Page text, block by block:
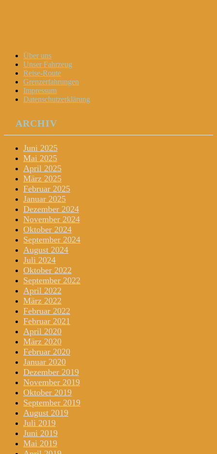
Menu
Widgets
Search
Skip
content
Über uns
Unser Fahrzeug
Reise-Route
Grenzerfahrungen
Impressum
Datenschutzerklärung
ARCHIV
Juni 2025
Mai 2025
April 2025
März 2025
Februar 2025
Januar 2025
Dezember 2024
November 2024
Oktober 2024
September 2024
August 2024
Juli 2024
Oktober 2022
September 2022
April 2022
März 2022
Februar 2022
Februar 2021
April 2020
März 2020
Februar 2020
Januar 2020
Dezember 2019
November 2019
Oktober 2019
September 2019
August 2019
Juli 2019
Juni 2019
Mai 2019